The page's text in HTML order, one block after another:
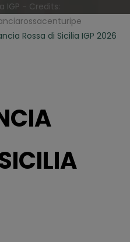
IGP - Credits:
Rossa di Sicilia IGP 2026